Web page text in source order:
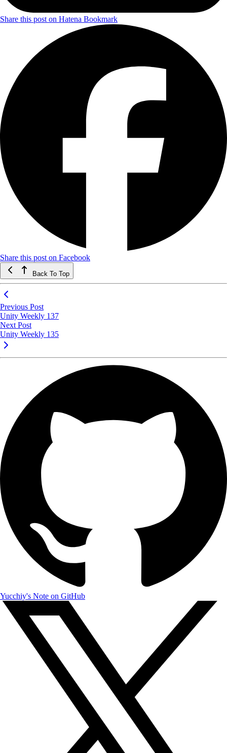
Share this post on Hatena Bookmark
Share this post on Facebook
Back To Top
Previous Post
Unity Weekly 137
Next Post
Unity Weekly 135
Yucchiy's Note on GitHub